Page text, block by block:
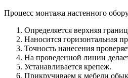
Процесс монтажа настенного
Определяется верхняя
Наносится горизонтальная
Точность нанесения
На проведенной линии
Устанавливается крепеж.
Прикручиваем к мебели